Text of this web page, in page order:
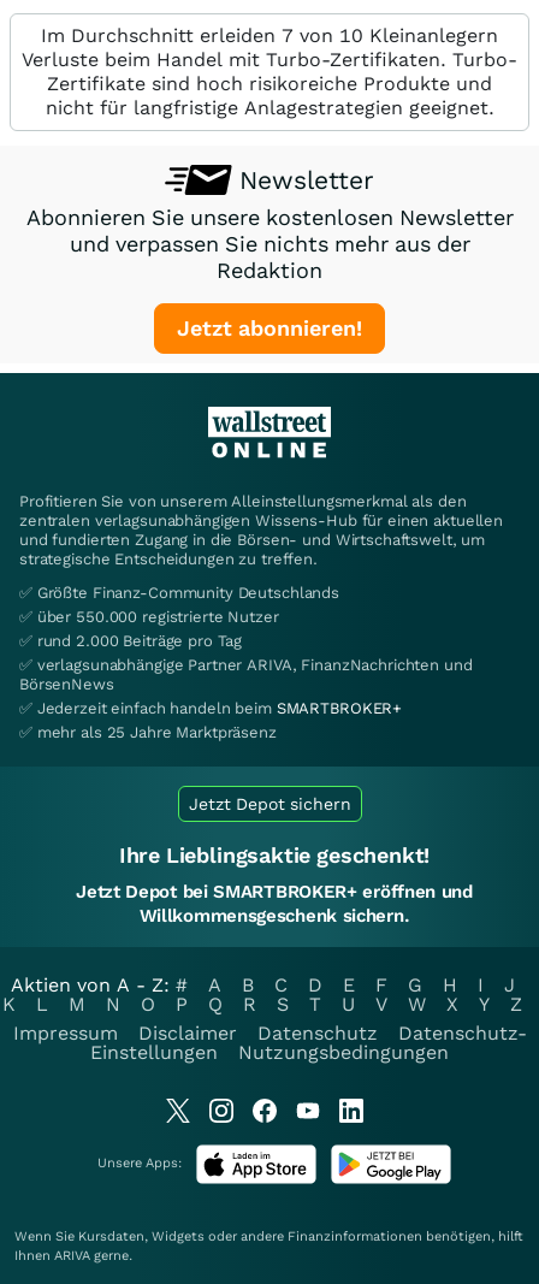
Im Durchschnitt erleiden 7 von 10 Kleinanlegern
Verluste beim Handel mit Turbo-Zertifikaten. Turbo-
Zertifikate sind hoch risikoreiche Produkte und
nicht für langfristige Anlagestrategien geeignet.
Newsletter
Abonnieren Sie unsere kostenlosen Newsletter
und verpassen Sie nichts mehr aus der
Redaktion
Jetzt abonnieren!
Profitieren Sie von unserem Alleinstellungsmerkmal als den
zentralen verlagsunabhängigen Wissens-Hub für einen aktuellen
und fundierten Zugang in die Börsen- und Wirtschaftswelt, um
strategische Entscheidungen zu treffen.
✅ Größte Finanz-Community Deutschlands
✅ über 550.000 registrierte Nutzer
✅ rund 2.000 Beiträge pro Tag
✅ verlagsunabhängige Partner ARIVA, FinanzNachrichten und
BörsenNews
✅ Jederzeit einfach handeln beim SMARTBROKER+
✅ mehr als 25 Jahre Marktpräsenz
Jetzt Depot sichern
Ihre Lieblingsaktie geschenkt!
Jetzt Depot bei SMARTBROKER+ eröffnen und
Willkommensgeschenk sichern.
Aktien von A - Z: # A B C D E F G H I
J
K
L M N O P Q R S T U V W X Y
Z
Impressum
Disclaimer Datenschutz
Datenschutz-
Einstellungen
Nutzungsbedingungen
Unsere Apps:
Wenn Sie Kursdaten, Widgets oder andere Finanzinformationen benötigen, hilft
Ihnen ARIVA gerne.